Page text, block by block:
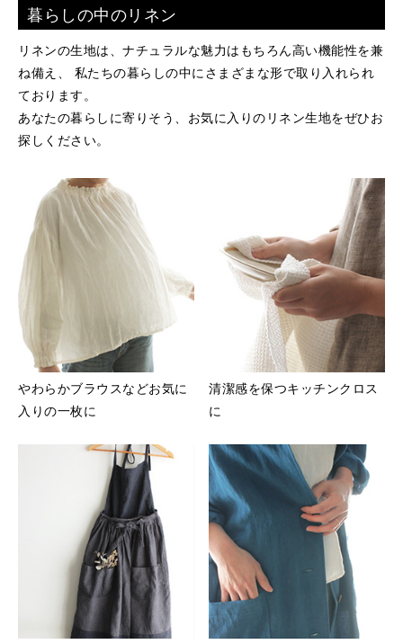
暮らしの中のリネン
リネンの生地は、ナチュラルな魅力はもちろん高い機能性を兼
ね備え、 私たちの暮らしの中にさまざまな形で取り入れられ
ております。
あなたの暮らしに寄りそう、お気に入りのリネン生地をぜひお
探しください。
やわらかブラウスなどお気に
入りの一枚に
清潔感を保つキッチンクロス
に